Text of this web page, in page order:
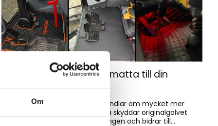
Om
Hur väljer du rätt golvmatta till din
entreprenadmaskin?
Golvmatta i maskinhytten handlar om mycket mer
än bara utseende. Rätt matta skyddar originalgolvet
mot slitage, förenklar rengöringen och bidrar till...